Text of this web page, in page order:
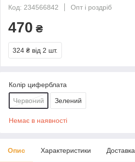
Код: 234566842
Опт і роздріб
470 ₴
324 ₴ від 2 шт.
Колір циферблата
Червоний Зелений
Немає в наявності
Опис Характеристики Доставка